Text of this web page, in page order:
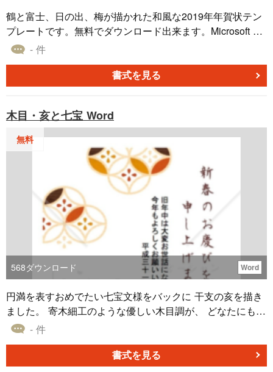
鶴と富士、日の出、梅が描かれた和風な2019年年賀状テン
プレートです。無料でダウンロード出来ます。Microsoft offi
ce Word（ワード）形式になっていますので、住所や名前や
- 件
書式を見る
木目・亥と七宝 Word
無料
568ダウンロード Word
円満を表すおめでたい七宝文様をバックに 干支の亥を描き
ました。 寄木細工のような優しい木目調が、 どなたにもお
使いいただきやすいデザインです。 地色白のインク節約タ
- 件
書式を見る